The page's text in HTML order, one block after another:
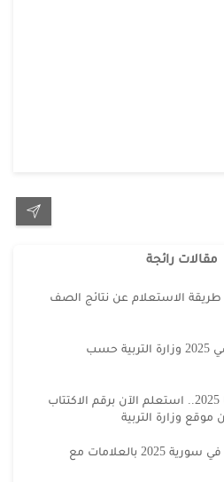
مقالات رائجة
طريقة الاستعلام عن نتائج الصف
رابط نتائج التعليم الاساسي 2025 وزارة التربية حسب
تحديث نتائج التاسع سوريا 2025.. استعلم الآن برقم الاكتتاب
وزارة التربية
ظهرت الآن.. نتائج التاسع في سورية 2025 بالعلامات مع